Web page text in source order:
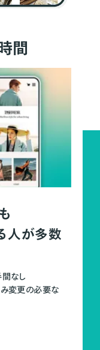
間
人が多数
間なし
み変更の必要な